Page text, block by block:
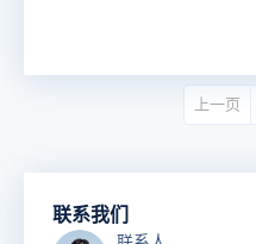
上一页
联系我们